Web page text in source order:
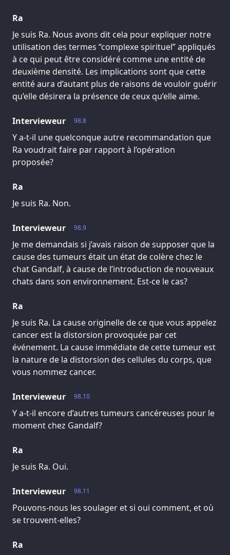
Ra
Je suis Ra. Nous avons dit cela pour expliquer notre
utilisation des termes “complexe spirituel” appliqués
à ce qui peut être considéré comme une entité de
deuxième densité. Les implications sont que cette
entité aura d’autant plus de raisons de vouloir guérir
qu’elle désirera la présence de ceux qu’elle aime.
98.8
Intervieweur
Y a-t-il une quelconque autre recommandation que
Ra voudrait faire par rapport à l’opération
proposée?
Ra
Je suis Ra. Non.
98.9
Intervieweur
Je me demandais si j’avais raison de supposer que la
cause des tumeurs était un état de colère chez le
chat Gandalf, à cause de l’introduction de nouveaux
chats dans son environnement. Est-ce le cas?
Ra
Je suis Ra. La cause originelle de ce que vous appelez
cancer est la distorsion provoquée par cet
événement. La cause immédiate de cette tumeur est
la nature de la distorsion des cellules du corps, que
vous nommez cancer.
98.10
Intervieweur
Y a-t-il encore d’autres tumeurs cancéreuses pour le
moment chez Gandalf?
Ra
Je suis Ra. Oui.
98.11
Intervieweur
Pouvons-nous les soulager et si oui comment, et où
se trouvent-elles?
Ra